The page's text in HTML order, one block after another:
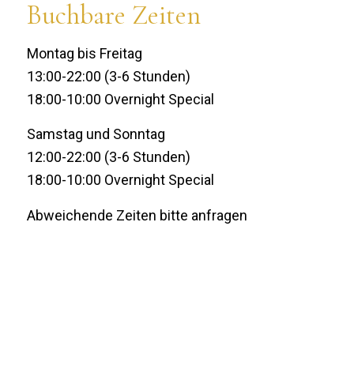
Buchbare Zeiten
Montag bis Freitag
13:00-22:00 (3-6 Stunden)
18:00-10:00 Overnight Special
Samstag und Sonntag
12:00-22:00 (3-6 Stunden)
18:00-10:00 Overnight Special
Abweichende Zeiten bitte anfragen